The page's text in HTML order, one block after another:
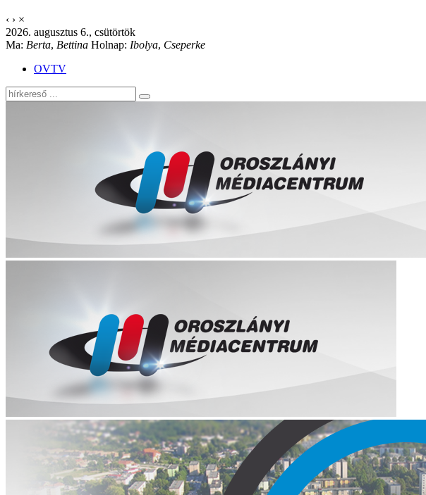
‹ › ×
2026. augusztus 6., csütörtök
Ma: Berta, Bettina Holnap: Ibolya, Cseperke
OVTV